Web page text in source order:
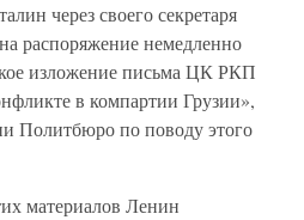
через своего секретаря
распоряжение немедленно
изложение письма ЦК РКП
в компартии Грузии»,
Политбюро по поводу этого
материалов Ленин